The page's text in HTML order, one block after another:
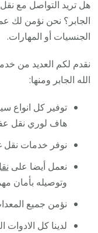
هل تريد التواصل مع
الجابر؟ نحن نؤمن لك
الجنسيات أو المهارات.
نقدم لكم العديد من
الله الجابر ومنها:
توفير كل انواع
هاف لوري نقل
نوفر خدمات
نعمل أيضا على
وتوصيله بأمان
نؤمن جميع
لدينا كل الادوات